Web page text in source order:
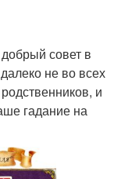
совет в
не во всех
и
гадание на